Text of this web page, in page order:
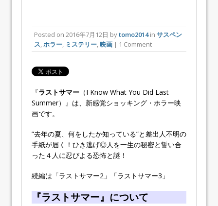
Posted on 2016年7月12日 bytomo2014in サスペン
ス,ホラー, ミステリー,映画 | 1 Comment
『ラストサマー （I Know What You Did Last
Summer）』は、新感覚ショッキング・ホラー映
画です。
”去年の夏、何をしたか知っている”と差出人不明の
手紙が届く！ひき逃げ◎人を一生の秘密と誓い合
った４人に忍びよる恐怖と謎！
続編は「ラストサマー2」「ラストサマー3」
『ラストサマー』について